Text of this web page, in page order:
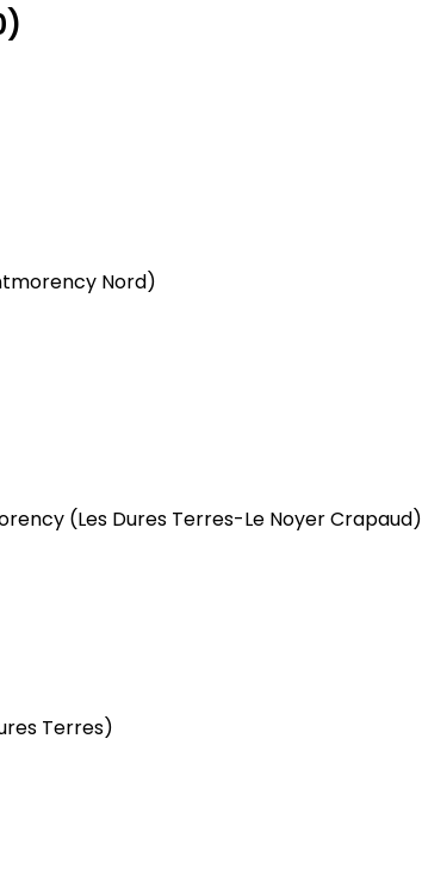
Nord)
(Les Dures Terres-Le Noyer Crapaud)
Terres)